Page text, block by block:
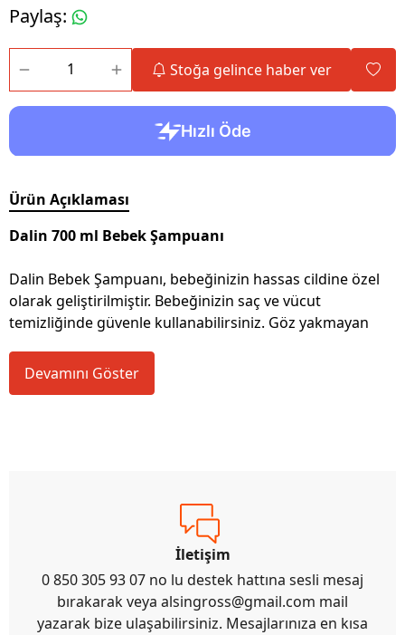
Paylaş:
Stoğa gelince haber ver
Ürün Açıklaması
Dalin 700 ml Bebek Şampuanı
Dalin Bebek Şampuanı, bebeğinizin hassas cildine özel
olarak geliştirilmiştir. Bebeğinizin saç ve vücut
temizliğinde güvenle kullanabilirsiniz. Göz yakmayan
Devamını Göster
İletişim
0 850 305 93 07 no lu destek hattına sesli mesaj
bırakarak veya alsingross@gmail.com mail
yazarak bize ulaşabilirsiniz. Mesajlarınıza en kısa